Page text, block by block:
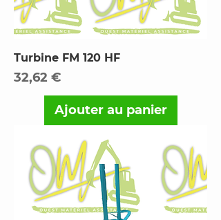
Turbine FM 120 HF
Prix
32,62 €
Ajouter au panier